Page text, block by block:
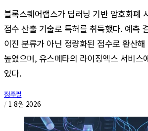
블록스퀘어랩스가 딥러닝 기반 암호화폐
점수 산출 기술로 특허를 취득했다. 예측
이진 분류가 아닌 정량화된 점수로 환산
높였으며, 유스메타의 라이징엑스 서비스
있다.
정주필
/ 1 8월 2026